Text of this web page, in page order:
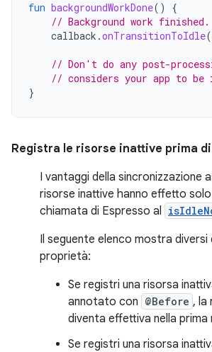
fun backgroundWorkDone()
{
// Background work finished.
callback .onTransitionToIdle
// Don't do any post-
// considers your app to
}
Registra le risorse inattive prima
I vantaggi della sincronizzazione
risorse inattive hanno effetto
chiamata di Espresso al
Il seguente elenco mostra diversi
proprietà:
Se registri una risorsa
annotato con @Before , la
diventa effettiva nella
Se registri una risorsa